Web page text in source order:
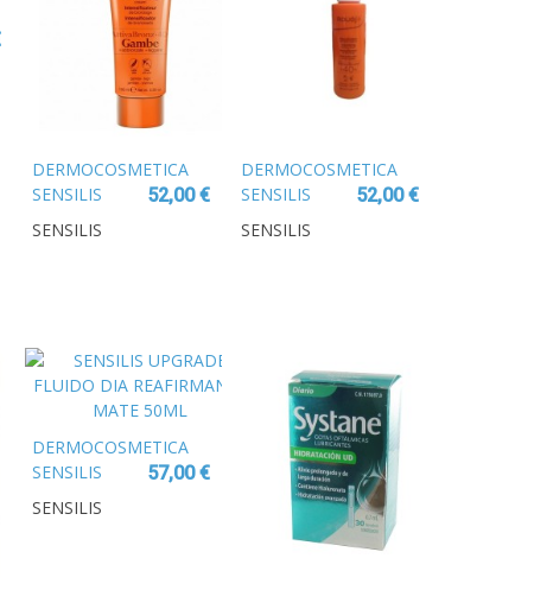
DERMOCOSMETICA
SENSILIS
SUPREME
CREMA-GEL
REPARADORA
50 ML
52,00 €
SENSILIS
DERMOCOSMETICA
SENSILIS
SUPREME DAY
CREAM SPF50
52,00 €
SENSILIS
DERMOCOSMETICA
SENSILIS
UPGRADE
FLUIDO DIA
57,00 €
SENSILIS